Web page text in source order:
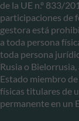
de la UE n.º 833/
participaciones de
gestora está
a toda persona
toda persona
Rusia o
Estado miembro
físicas titulares de
permanente en un